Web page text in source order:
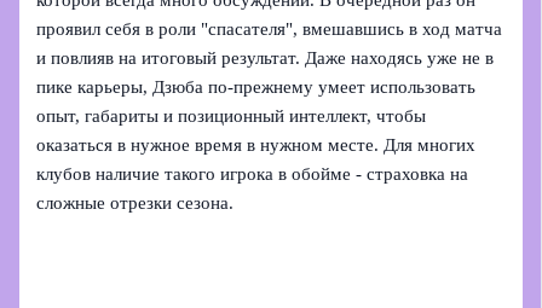
проявил себя в роли "спасателя", вмешавшись в ход матча
и повлияв на итоговый результат. Даже находясь уже не в
пике карьеры, Дзюба по-прежнему умеет использовать
опыт, габариты и позиционный интеллект, чтобы
оказаться в нужное время в нужном месте. Для многих
клубов наличие такого игрока в обойме - страховка на
сложные отрезки сезона.